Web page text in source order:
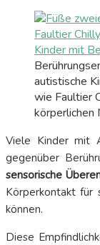
autistische
wie Faultier
körperlichen
Viele Kinder mit
gegenüber
sensorische
Körperkontakt für
können.
Diese